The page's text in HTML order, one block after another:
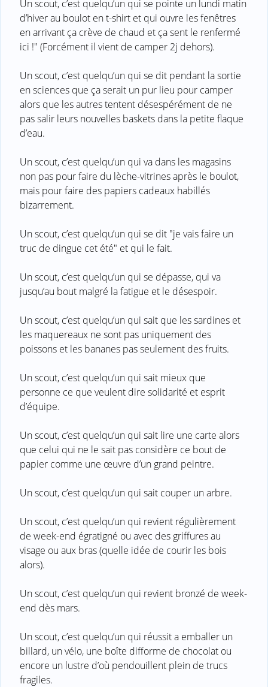
Un scout, c’est quelqu’un qui se pointe un lundi matin
d’hiver au boulot en t-shirt et qui ouvre les fenêtres
en arrivant ça crève de chaud et ça sent le renfermé
ici !" (Forcément il vient de camper 2j dehors).
Un scout, c’est quelqu’un qui se dit pendant la sortie
en sciences que ça serait un pur lieu pour camper
alors que les autres tentent désespérément de ne
pas salir leurs nouvelles baskets dans la petite flaque
d’eau.
Un scout, c’est quelqu’un qui va dans les magasins
non pas pour faire du lèche-vitrines après le boulot,
mais pour faire des papiers cadeaux habillés
bizarrement.
Un scout, c’est quelqu’un qui se dit "je vais faire un
truc de dingue cet été" et qui le fait.
Un scout, c’est quelqu’un qui se dépasse, qui va
jusqu’au bout malgré la fatigue et le désespoir.
Un scout, c’est quelqu’un qui sait que les sardines et
les maquereaux ne sont pas uniquement des
poissons et les bananes pas seulement des fruits.
Un scout, c’est quelqu’un qui sait mieux que
personne ce que veulent dire solidarité et esprit
d’équipe.
Un scout, c’est quelqu’un qui sait lire une carte alors
que celui qui ne le sait pas considère ce bout de
papier comme une œuvre d’un grand peintre.
Un scout, c’est quelqu’un qui sait couper un arbre.
Un scout, c’est quelqu’un qui revient régulièrement
de week-end égratigné ou avec des griffures au
visage ou aux bras (quelle idée de courir les bois
alors).
Un scout, c’est quelqu’un qui revient bronzé de week-
end dès mars.
Un scout, c’est quelqu’un qui réussit a emballer un
billard, un vélo, une boîte difforme de chocolat ou
encore un lustre d’où pendouillent plein de trucs
fragiles.